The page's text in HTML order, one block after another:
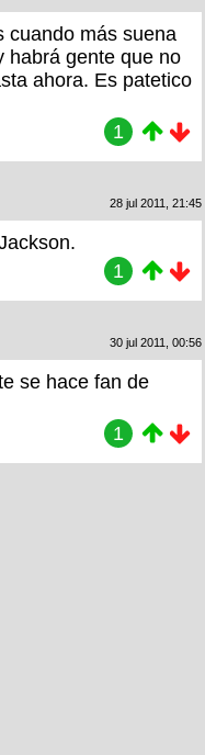
cuando más suena
habrá gente que no
ahora. Es patetico
1
28 jul 2011, 21:45
1
30 jul 2011, 00:56
se hace fan de
1